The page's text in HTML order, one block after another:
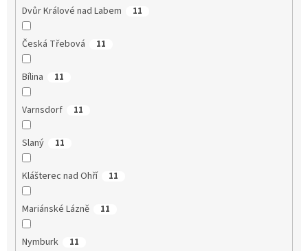
Dvůr Králové nad Labem 11
Česká Třebová 11
Bílina 11
Varnsdorf 11
Slaný 11
Klášterec nad Ohří 11
Mariánské Lázně 11
Nymburk 11